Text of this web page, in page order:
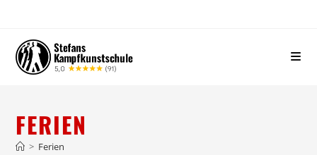
FERIEN
> Ferien